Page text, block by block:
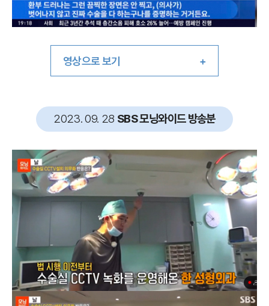
영상으로 보기
2023. 09. 28 SBS 모닝와이드 방송분